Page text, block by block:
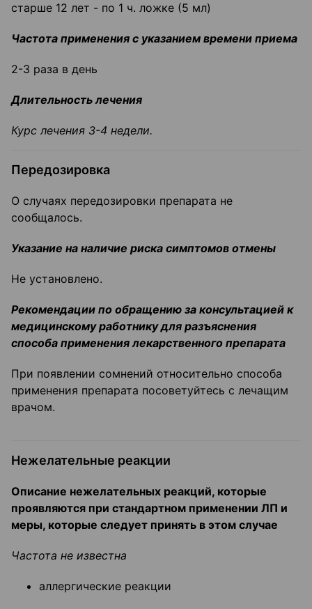
старше 12 лет - по 1 ч. ложке (5 мл)
Частота применения с указанием времени приема
2-3 раза в день
Длительность лечения
Курс лечения 3-4 недели.
Передозировка
О случаях передозировки препарата не
сообщалось.
Указание на наличие риска симптомов отмены
Не установлено.
Рекомендации по обращению за консультацией к
медицинскому работнику для разъяснения
способа применения лекарственного препарата
При появлении сомнений относительно способа
применения препарата посоветуйтесь с лечащим
врачом.
Нежелательные реакции
Описание нежелательных реакций, которые
проявляются при стандартном применении ЛП и
меры, которые следует принять в этом случае
Частота не известна
аллергические реакции